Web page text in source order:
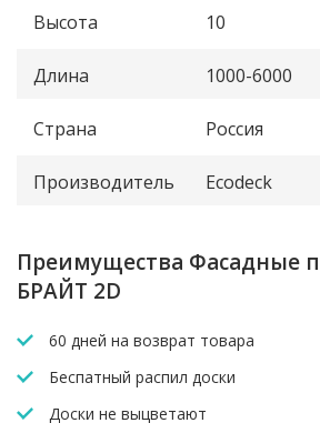
Высота 10
Длина 1000-6000
Страна Россия
Производитель Ecodeck
Преимущества Фасадные
БРАЙТ 2D
60 дней на возврат товара
Беспатный распил доски
Доски не выцветают